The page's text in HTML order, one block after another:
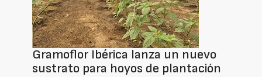
Gramoflor Ibérica lanza un nuevo
sustrato para hoyos de plantación